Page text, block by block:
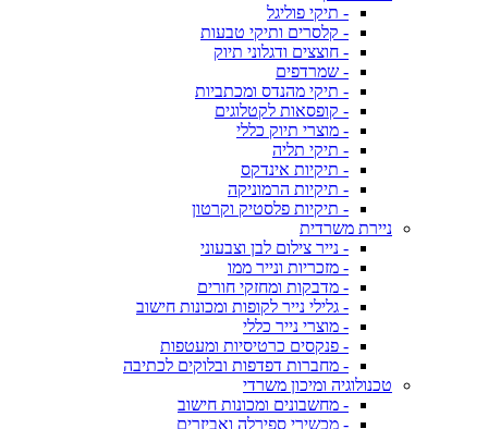
- תיקי פוליגל
- קלסרים ותיקי טבעות
- חוצצים ודגלוני תיוק
- שמרדפים
- תיקי מהנדס ומכתביות
- קופסאות לקטלוגים
- מוצרי תיוק כללי
- תיקי תליה
- תיקיות אינדקס
- תיקיות הרמוניקה
- תיקיות פלסטיק וקרטון
ניירת משרדית
- נייר צילום לבן וצבעוני
- מזכריות ונייר ממו
- מדבקות ומחזקי חורים
- גלילי נייר לקופות ומכונות חישוב
- מוצרי נייר כללי
- פנקסים כרטיסיות ומעטפות
- מחברות דפדפות ובלוקים לכתיבה
טכנולוגיה ומיכון משרדי
- מחשבונים ומכונות חישוב
- מכשירי ספירלה ואביזרים